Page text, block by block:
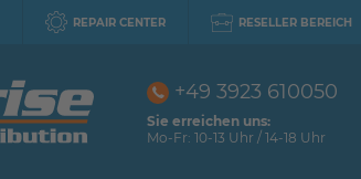
REPAIR CENTER RESELLER BEREICH
+49 3923 610050
Sie erreichen uns:
Mo-Fr: 10-13 Uhr / 14-18 Uhr